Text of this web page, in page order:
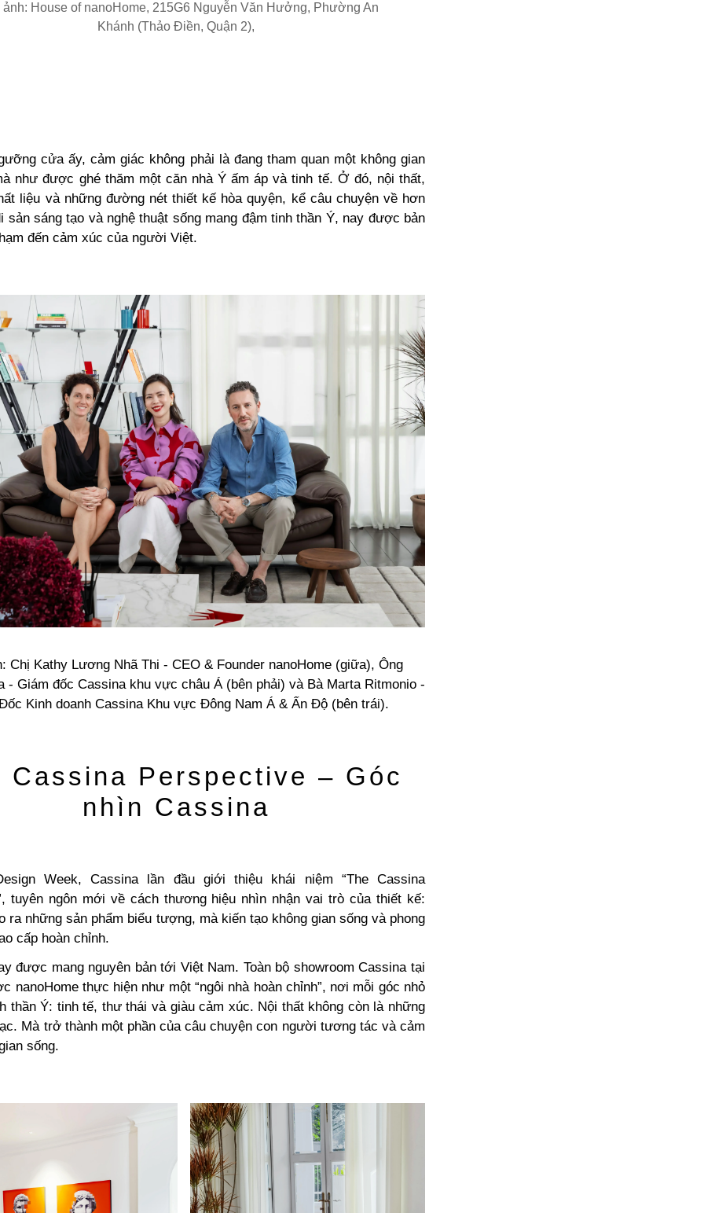
ảnh: House of nanoHome, 215G6 Nguyễn Văn Hưởng, Phường An
Khánh (Thảo Điền, Quận 2),
cửa ấy, cảm giác không phải là đang tham quan một không gian
như được ghé thăm một căn nhà Ý ấm áp và tinh tế. Ở đó, nội thất,
liệu và những đường nét thiết kế hòa quyện, kể câu chuyện về hơn
sản sáng tạo và nghệ thuật sống mang đậm tinh thần Ý, nay được bản
đến cảm xúc của người Việt.
Chị Kathy Lương Nhã Thi - CEO & Founder nanoHome (giữa), Ông
- Giám đốc Cassina khu vực châu Á (bên phải) và Bà Marta Ritmonio -
Kinh doanh Cassina Khu vực Đông Nam Á & Ấn Độ (bên trái).
Cassina Perspective – Góc
nhìn Cassina
Week, Cassina lần đầu giới thiệu khái niệm “The Cassina
tuyên ngôn mới về cách thương hiệu nhìn nhận vai trò của thiết kế:
ra những sản phẩm biểu tượng, mà kiến tạo không gian sống và phong
cấp hoàn chỉnh.
được mang nguyên bản tới Việt Nam. Toàn bộ showroom Cassina tại
nanoHome thực hiện như một “ngôi nhà hoàn chỉnh”, nơi mỗi góc nhỏ
thần Ý: tinh tế, thư thái và giàu cảm xúc. Nội thất không còn là những
Mà trở thành một phần của câu chuyện con người tương tác và cảm
sống.